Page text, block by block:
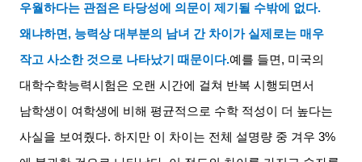
우월하다는 관점은 타당성에 의문이 제기될 수밖에 없다.
왜냐하면, 능력상 대부분의 남녀 간 차이가 실제로는 매우
작고 사소한 것으로 나타났기 때문이다.예를 들면, 미국의
대학수학능력시험은 오랜 시간에 걸쳐 반복 시행되면서
남학생이 여학생에 비해 평균적으로 수학 적성이 더 높다는
사실을 보여줬다. 하지만 이 차이는 전체 설명량 중 겨우 3%